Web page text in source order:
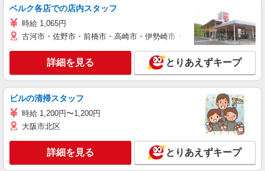
ベルク各店での店内スタッフ
時給 1,065円
古河市・佐野市・前橋市・高崎市・伊勢崎市・太田市・館林市・藤
詳細を見る とりあえずキープ
ビルの清掃スタッフ
時給 1,200円〜1,200円
大阪市北区
詳細を見る とりあえずキープ